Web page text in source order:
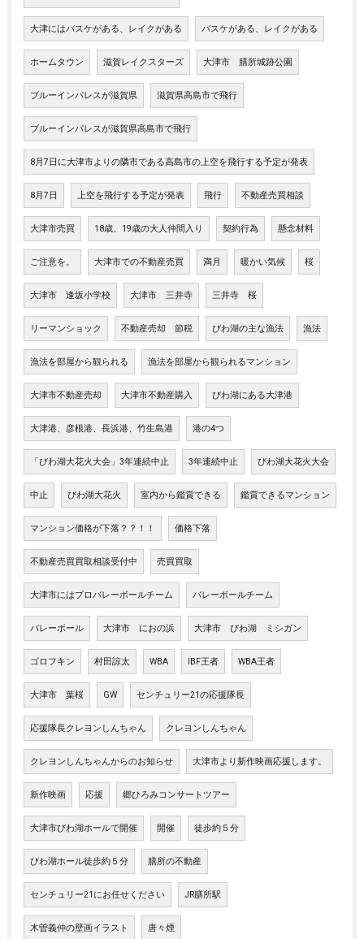
大津にはバスケがある、レイクがある バスケがある、レイクがある
ホームタウン 滋賀レイクスターズ 大津市 膳所城跡公園
ブルーインパレスが滋賀県 滋賀県高島市で飛行
ブルーインパレスが滋賀県高島市で飛行
8月7日に大津市よりの隣市である高島市の上空を飛行する予定が発表
8月7日 上空を飛行する予定が発表 飛行 不動産売買相談
大津市売買 18歳、19歳の大人仲間入り 契約行為 懸念材料
ご注意を。 大津市での不動産売買 満月 暖かい気候 桜
大津市 逢坂小学校 大津市 三井寺 三井寺 桜
リーマンショック 不動産売却 節税 びわ湖の主な漁法 漁法
漁法を部屋から観られる 漁法を部屋から観られるマンション
大津市不動産売却 大津市不動産購入 びわ湖にある大津港
大津港、彦根港、長浜港、竹生島港 港の4つ
「びわ湖大花火大会」3年連続中止 3年連続中止 びわ湖大花火大会
中止 びわ湖大花火 室内から鑑賞できる 鑑賞できるマンション
マンション価格が下落？？！！ 価格下落
不動産売買買取相談受付中 売買買取
大津市にはプロバレーボールチーム バレーボールチーム
バレーボール 大津市 におの浜 大津市 びわ湖 ミシガン
ゴロフキン 村田諒太 WBA IBF王者 WBA王者
大津市 葉桜 GW センチュリー21の応援隊長
応援隊長クレヨンしんちゃん クレヨンしんちゃん
クレヨンしんちゃんからのお知らせ 大津市より新作映画応援します。
新作映画 応援 郷ひろみコンサートツアー
大津市びわ湖ホールで開催 開催 徒歩約５分
びわ湖ホール徒歩約５分 膳所の不動産
センチュリー21にお任せください JR膳所駅
木曽義仲の壁画イラスト 唐々煙